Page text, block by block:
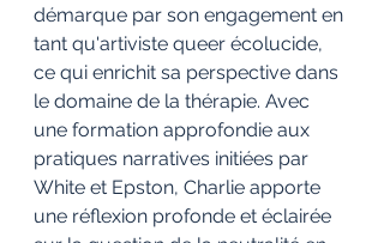
démarque par son engagement en
tant qu'artiviste queer écolucide,
ce qui enrichit sa perspective dans
le domaine de la thérapie. Avec
une formation approfondie aux
pratiques narratives initiées par
White et Epston, Charlie apporte
une réflexion profonde et éclairée